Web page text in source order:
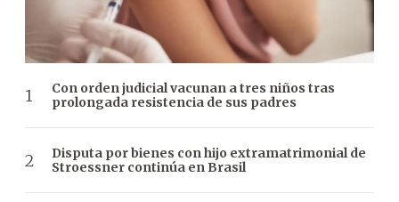
Con orden judicial vacunan a tres niños tras
prolongada resistencia de sus padres
Disputa por bienes con hijo extramatrimonial de
Stroessner continúa en Brasil